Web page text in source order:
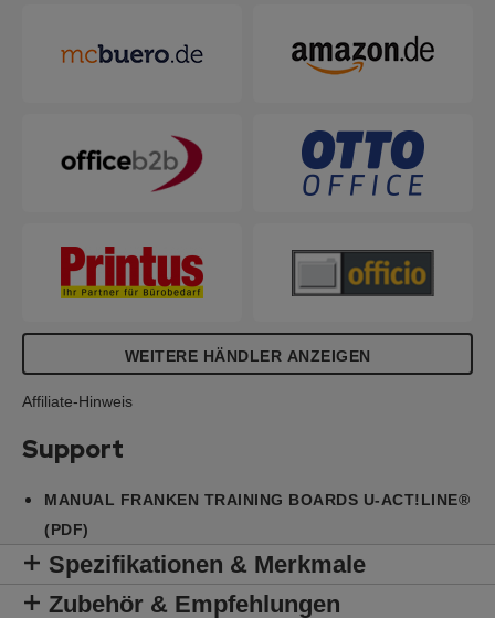
Klappbare Version: (2x) 75 x 120 cm;
WEITERE HÄNDLER ANZEIGEN
Affiliate-Hinweis
Support
MANUAL FRANKEN TRAINING BOARDS U-ACT!LINE®
(PDF)
Spezifikationen & Merkmale
Zubehör & Empfehlungen